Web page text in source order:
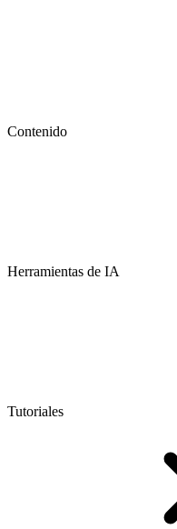
Contenido
Herramientas de IA
Tutoriales